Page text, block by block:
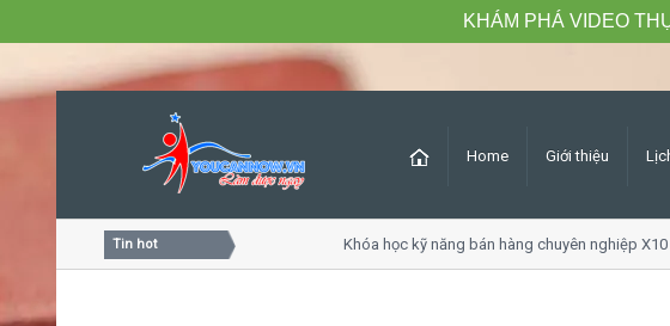
Home Giới thiệu
Tin hot
khách hàng chuyên nghiệp Khóa học kỹ năng bán hàng chuyên nghiệp X10
KHÁM PHÁ VIDEO